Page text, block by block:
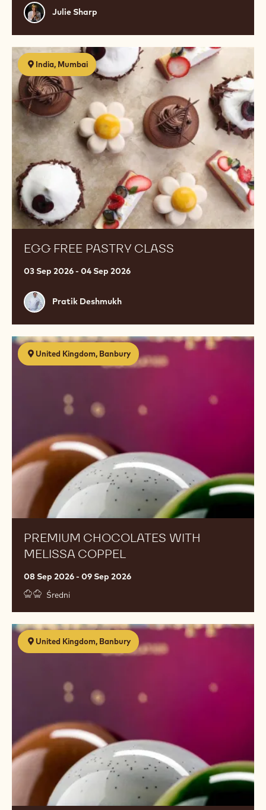
Julie
Sharp
Julie Sharp
India, Mumbai
EGG FREE PASTRY CLASS
03 Sep 2026 - 04 Sep 2026
Pratik
Deshmukh
Pratik Deshmukh
Egg
Free
Pastry
Class
United Kingdom, Banbury
PREMIUM CHOCOLATES WITH
MELISSA COPPEL
08 Sep 2026 - 09 Sep 2026
Średni
Premium
Chocolates
United Kingdom, Banbury
Premium
Chocolates